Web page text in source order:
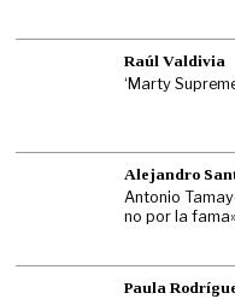
Raúl Valdivia
‘Marty
Alejandro
Antonio
no por la fama»
Paula